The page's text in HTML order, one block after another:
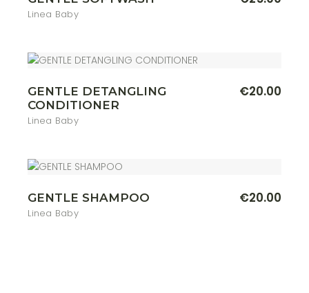
Linea Baby
GENTLE DETANGLING
CONDITIONER
Linea Baby
€20.00
GENTLE SHAMPOO
Linea Baby
€20.00